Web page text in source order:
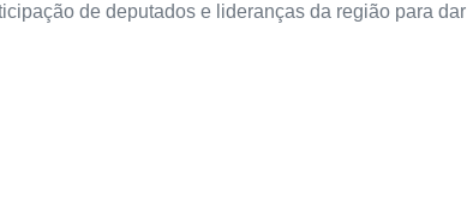
de deputados e lideranças da região para dar